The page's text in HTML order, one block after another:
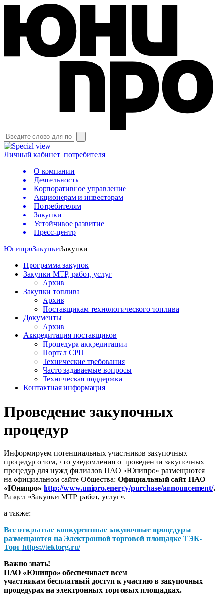
Личный кабинет потребителя
О компании
Деятельность
Корпоративное управление
Акционерам и инвесторам
Потребителям
Закупки
Устойчивое развитие
Пресс-центр
ЮнипроЗакупкиЗакупки
Программа закупок
Закупки МТР, работ, услуг
Архив
Закупки топлива
Архив
Поставщикам технологического топлива
Документы
Архив
Аккредитация поставщиков
Процедура аккредитации
Портал СРП
Технические требования
Часто задаваемые вопросы
Техническая поддержка
Контактная информация
Проведение закупочных
процедур
Информируем потенциальных участников закупочных
процедур о том, что уведомления о проведении закупочных
процедур для нужд филиалов ПАО «Юнипро» размещаются
на официальном сайте Общества: Официальный сайт ПАО
«Юнипро» http://www.unipro.energy/purchase/announcement/.
Раздел «Закупки МТР, работ, услуг».
а также:
Все открытые конкурентные закупочные процедуры
размещаются на Электронной торговой площадке ТЭК-
Торг https://tektorg.ru/
Важно знать!
ПАО «Юнипро» обеспечивает всем
участникам бесплатный доступ к участию в закупочных
процедурах на электронных торговых площадках.